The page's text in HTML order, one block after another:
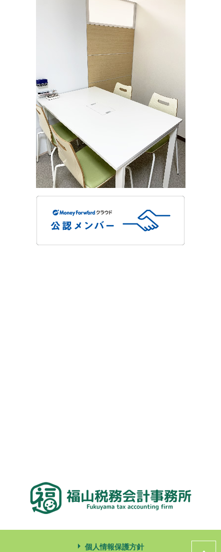
個人情報保護方針